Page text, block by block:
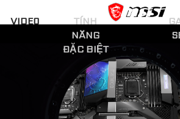
VIDEO
TÍNH
NĂNG
ĐẶC BIỆT